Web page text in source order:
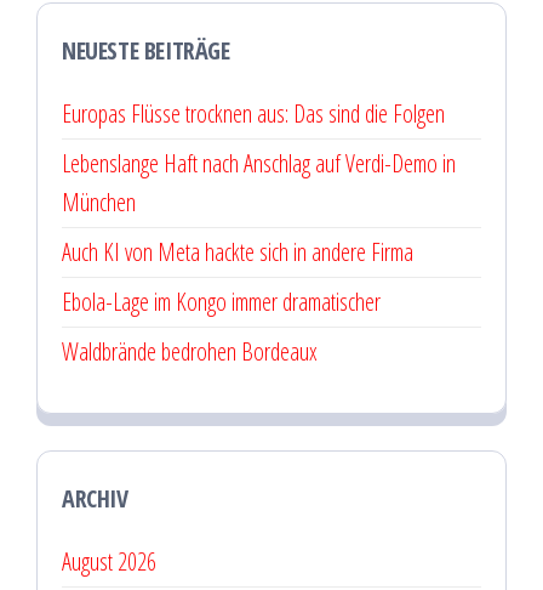
NEUESTE BEITRÄGE
Europas Flüsse trocknen aus: Das sind die Folgen
Lebenslange Haft nach Anschlag auf Verdi-Demo in
München
Auch KI von Meta hackte sich in andere Firma
Ebola-Lage im Kongo immer dramatischer
Waldbrände bedrohen Bordeaux
ARCHIV
August 2026